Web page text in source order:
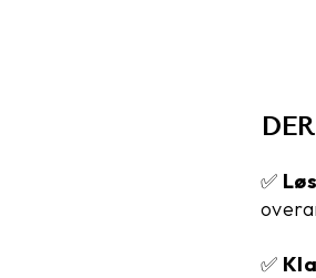
✅
✅